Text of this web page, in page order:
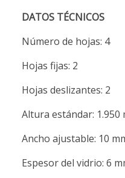
DATOS TÉCNICOS
Número de hojas: 4
Hojas fijas: 2
Hojas deslizantes: 2
Altura estándar: 1.950
Ancho ajustable: 10
Espesor del vidrio: 6